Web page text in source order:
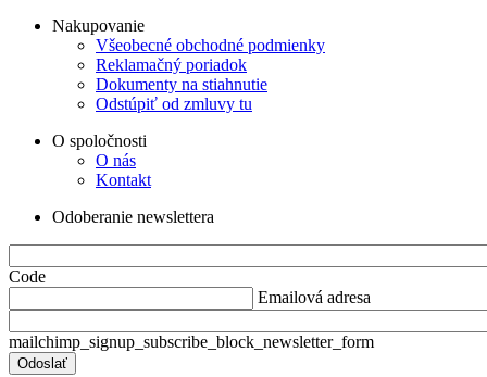
Nakupovanie
Všeobecné obchodné podmienky
Reklamačný poriadok
Dokumenty na stiahnutie
Odstúpiť od zmluvy tu
O spoločnosti
O nás
Kontakt
Odoberanie newslettera
Code
Emailová adresa
mailchimp_signup_subscribe_block_newsletter_form